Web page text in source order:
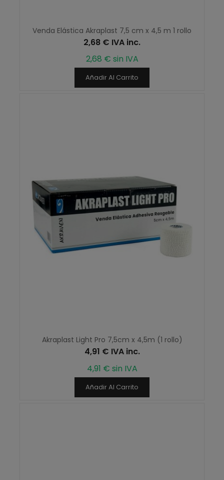
Venda Elástica Akraplast 7,5 cm x 4,5 m 1 rollo
2,68 € IVA inc.
2,68 € sin IVA
Añadir Al Carrito
Akraplast Light Pro 7,5cm x 4,5m (1 rollo)
4,91 € IVA inc.
4,91 € sin IVA
Añadir Al Carrito